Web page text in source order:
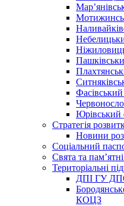
Юрівський
Стратегія
Новини
Соціальний
Свята та
Територіальні
ДПІ ГУ ДПС
КОЦЗ